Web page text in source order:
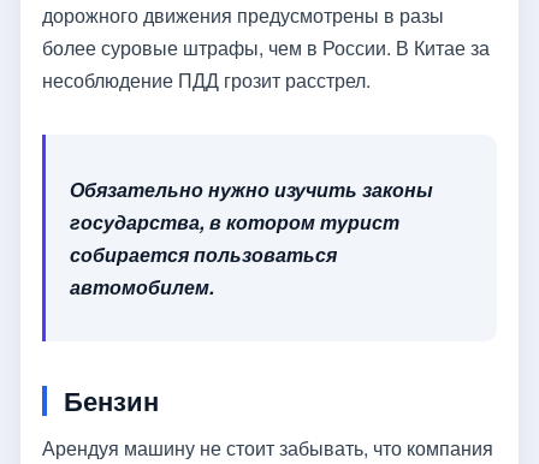
дорожного движения предусмотрены в разы
более суровые штрафы, чем в России. В Китае за
несоблюдение ПДД грозит расстрел.
Обязательно нужно изучить законы
государства, в котором турист
собирается пользоваться
автомобилем.
Бензин
Арендуя машину не стоит забывать, что компания